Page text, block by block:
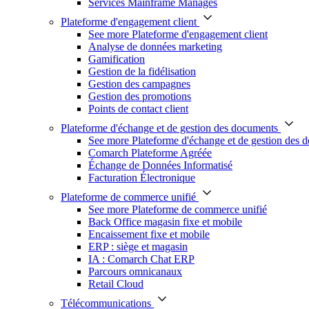
Services Mainframe Managés
Plateforme d'engagement client
See more Plateforme d'engagement client
Analyse de données marketing
Gamification
Gestion de la fidélisation
Gestion des campagnes
Gestion des promotions
Points de contact client
Plateforme d'échange et de gestion des documents
See more Plateforme d'échange et de gestion des
Comarch Plateforme Agréée
Échange de Données Informatisé
Facturation Électronique
Plateforme de commerce unifié
See more Plateforme de commerce unifié
Back Office magasin fixe et mobile
Encaissement fixe et mobile
ERP : siège et magasin
IA : Comarch Chat ERP
Parcours omnicanaux
Retail Cloud
Télécommunications